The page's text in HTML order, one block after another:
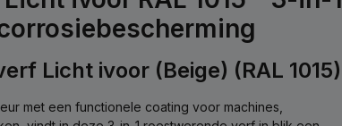
Licht ivoor (Beige) (RAL 1015)
met een functionele coating voor machines,